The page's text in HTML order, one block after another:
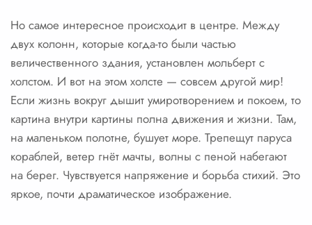
Но самое интересное происходит в центре. Между
двух колонн, которые когда-то были частью
величественного здания, установлен мольберт с
холстом. И вот на этом холсте — совсем другой мир!
Если жизнь вокруг дышит умиротворением и покоем, то
картина внутри картины полна движения и жизни. Там,
на маленьком полотне, бушует море. Трепещут паруса
кораблей, ветер гнёт мачты, волны с пеной набегают
на берег. Чувствуется напряжение и борьба стихий. Это
яркое, почти драматическое изображение.